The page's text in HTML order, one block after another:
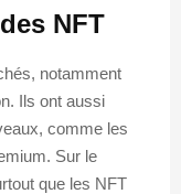
NFT
notamment
Ils ont aussi
comme les
Sur le
que les NFT